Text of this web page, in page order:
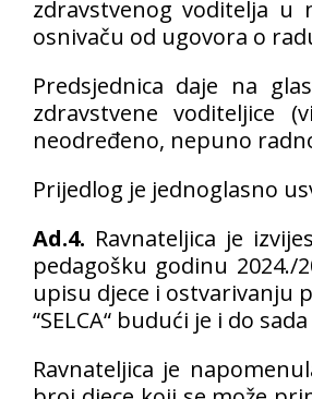
zdravstvenog voditelja
osnivaču od ugovora o
Predsjednica daje na
zdravstvene voditeljice
neodređeno, nepuno
Prijedlog je jednoglasno
Ad.4. Ravnateljica je
pedagošku godinu
upisu djece i ostvarivanju
“SELCA“ budući je i do
Ravnateljica je